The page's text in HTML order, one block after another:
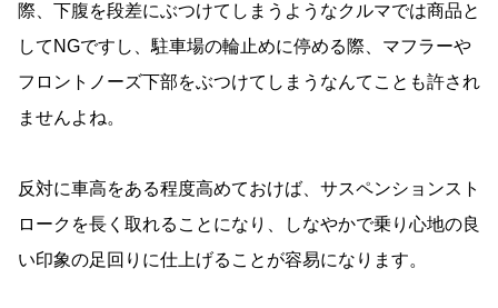
際、下腹を段差にぶつけてしまうようなクルマでは商品と
してNGですし、駐車場の輪止めに停める際、マフラーや
フロントノーズ下部をぶつけてしまうなんてことも許され
ませんよね。
反対に車高をある程度高めておけば、サスペンションスト
ロークを長く取れることになり、しなやかで乗り心地の良
い印象の足回りに仕上げることが容易になります。